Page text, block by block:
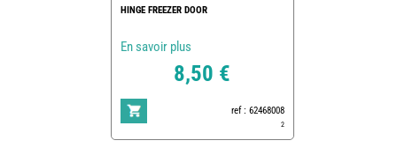
HINGE FREEZER DOOR
En savoir plus
8,50 €
ref : 62468008
2